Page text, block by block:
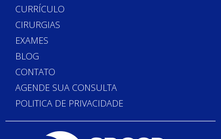
CURRÍCULO
CIRURGIAS
EXAMES
BLOG
CONTATO
AGENDE SUA CONSULTA
POLITICA DE PRIVACIDADE